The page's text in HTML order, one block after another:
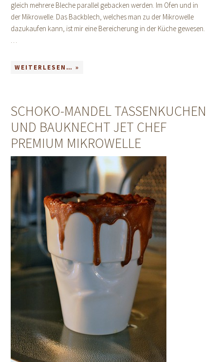
gleich mehrere Bleche parallel gebacken werden. Im Ofen und in
der Mikrowelle. Das Backblech, welches man zu der Mikrowelle
dazukaufen kann, ist mir eine Bereicherung in der Küche gewesen.
…
WEITERLESEN… »
SCHOKO-MANDEL TASSENKUCHEN
UND BAUKNECHT JET CHEF
PREMIUM MIKROWELLE